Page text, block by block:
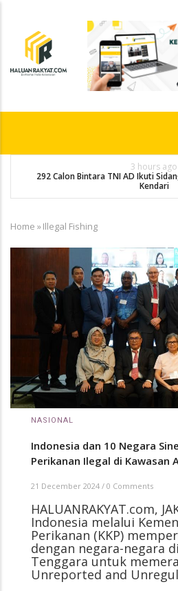
content
3 hours ago
292 Calon Bintara TNI AD Ikuti
Kendari
Breadcrumb
Home »Illegal Fishing
NASIONAL
Indonesia dan 10 Negara
Perikanan Ilegal di Kawasan
21 December 2024 / 0 Comments
HALUANRAKYAT.com,
Indonesia melalui
Perikanan (KKP)
dengan negara-negara
Tenggara untuk
Unreported and